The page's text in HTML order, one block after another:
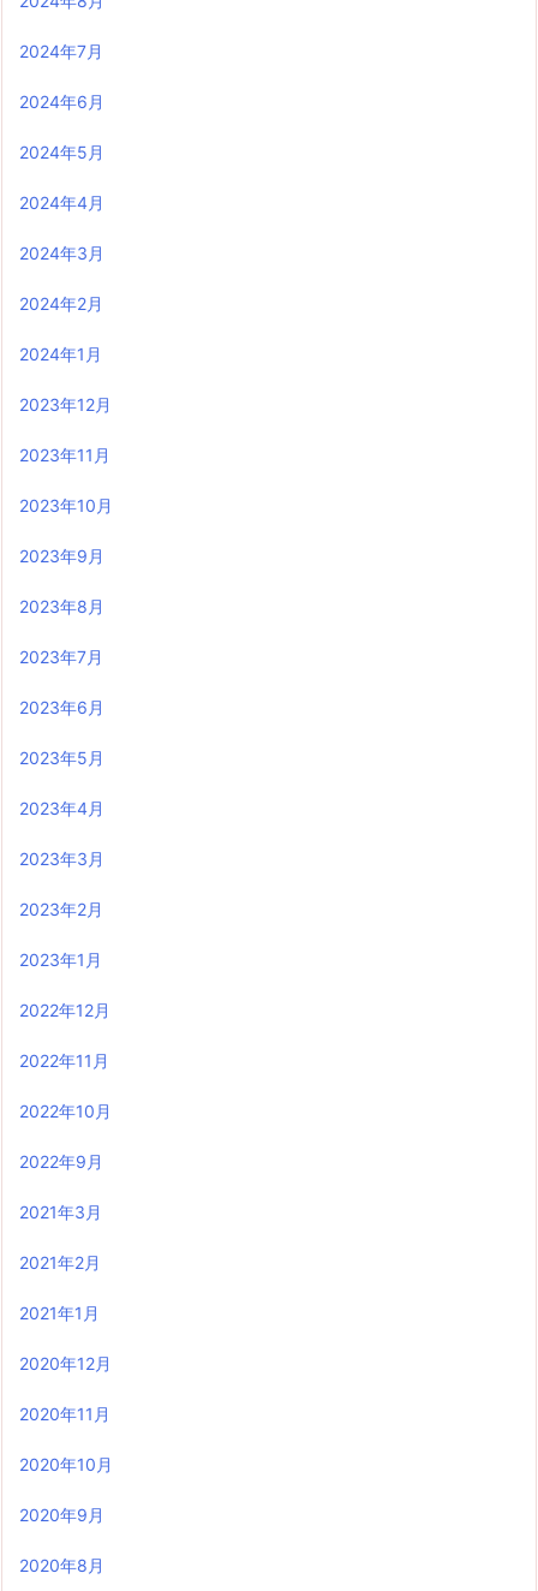
2024年7月
2024年6月
2024年5月
2024年4月
2024年3月
2024年2月
2024年1月
2023年12月
2023年11月
2023年10月
2023年9月
2023年8月
2023年7月
2023年6月
2023年5月
2023年4月
2023年3月
2023年2月
2023年1月
2022年12月
2022年11月
2022年10月
2022年9月
2021年3月
2021年2月
2021年1月
2020年12月
2020年11月
2020年10月
2020年9月
2020年8月